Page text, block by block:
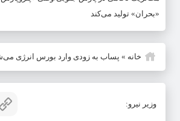
«بحران» تولید می‌کند
خانه » پساب به زودی وارد بورس انرژی
وزیر نیرو: